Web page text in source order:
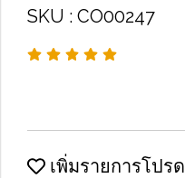
SKU : CO00247
เพิ่มรายการโปรด